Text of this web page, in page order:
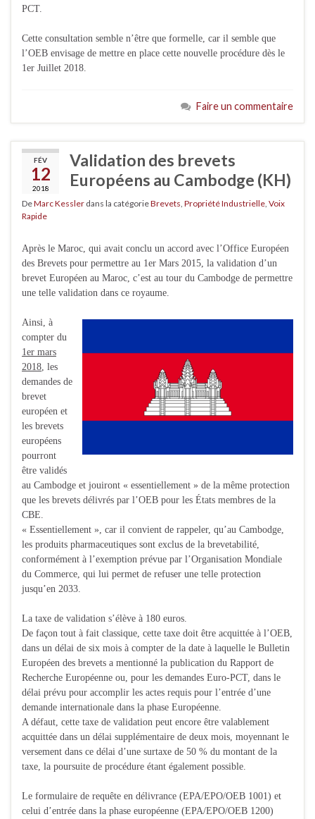
PCT.
Cette consultation semble n’être que formelle, car il semble que
l’OEB envisage de mettre en place cette nouvelle procédure dès le
1er Juillet 2018.
Faire un commentaire
FÉV
12
2018
Validation des brevets
Européens au Cambodge (KH)
DeMarc Kessler dans la catégorieBrevets Propriété Industrielle Voix
Rapide
Après le Maroc, qui avait conclu un accord avec l’Office Européen
des Brevets pour permettre au 1er Mars 2015, la validation d’un
brevet Européen au Maroc, c’est au tour du Cambodge de permettre
une telle validation dans ce royaume.
Ainsi, à
compter du
1er mars
2018 , les
demandes de
brevet
européen et
les brevets
européens
pourront
être validés
au Cambodge et jouiront « essentiellement » de la même protection
que les brevets délivrés par l’OEB pour les États membres de la
CBE.
« Essentiellement », car il convient de rappeler, qu’au Cambodge,
les produits pharmaceutiques sont exclus de la brevetabilité,
conformément à l’exemption prévue par l’Organisation Mondiale
du Commerce, qui lui permet de refuser une telle protection
jusqu’en 2033.
La taxe de validation s’élève à 180 euros.
De façon tout à fait classique, cette taxe doit être acquittée à l’OEB,
dans un délai de six mois à compter de la date à laquelle le Bulletin
Européen des brevets a mentionné la publication du Rapport de
Recherche Européenne ou, pour les demandes Euro-PCT, dans le
délai prévu pour accomplir les actes requis pour l’entrée d’une
demande internationale dans la phase Européenne.
A défaut, cette taxe de validation peut encore être valablement
acquittée dans un délai supplémentaire de deux mois, moyennant le
versement dans ce délai d’une surtaxe de 50 % du montant de la
taxe, la poursuite de procédure étant également possible.
Le formulaire de requête en délivrance (EPA/EPO/OEB 1001) et
celui d’entrée dans la phase européenne (EPA/EPO/OEB 1200)